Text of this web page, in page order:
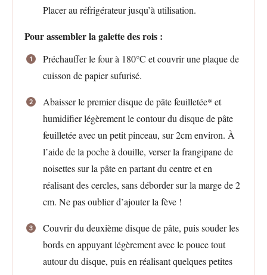
Placer au réfrigérateur jusqu’à utilisation.
Pour assembler la galette des rois :
Préchauffer le four à 180°C et couvrir une plaque de
cuisson de papier sufurisé.
Abaisser le premier disque de pâte feuilletée* et
humidifier légèrement le contour du disque de pâte
feuilletée avec un petit pinceau, sur 2cm environ. À
l’aide de la poche à douille, verser la frangipane de
noisettes sur la pâte en partant du centre et en
réalisant des cercles, sans déborder sur la marge de 2
cm. Ne pas oublier d’ajouter la fève !
Couvrir du deuxième disque de pâte, puis souder les
bords en appuyant légèrement avec le pouce tout
autour du disque, puis en réalisant quelques petites